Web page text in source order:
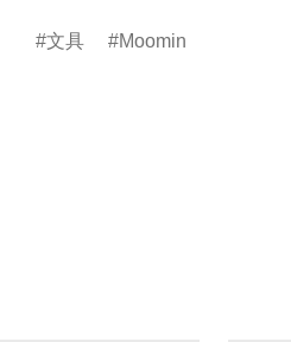
文具 Moomin